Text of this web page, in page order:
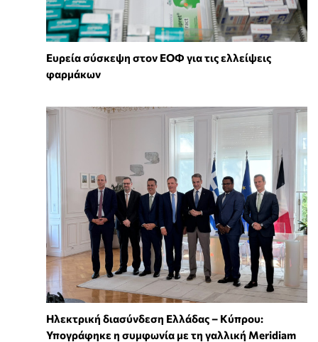
Ευρεία σύσκεψη στον ΕΟΦ για τις ελλείψεις
φαρμάκων
Ηλεκτρική διασύνδεση Ελλάδας – Κύπρου:
Υπογράφηκε η συμφωνία με τη γαλλική Meridiam